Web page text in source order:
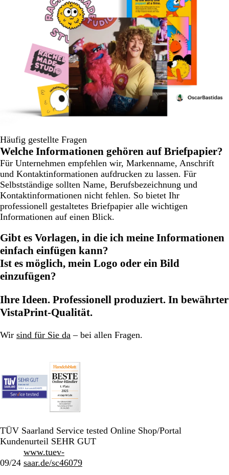
Häufig gestellte Fragen
Welche Informationen gehören auf Briefpapier?
Für Unternehmen empfehlen wir, Markenname, Anschrift
und Kontaktinformationen aufdrucken zu lassen. Für
Selbstständige sollten Name, Berufsbezeichnung und
Kontaktinformationen nicht fehlen. So bietet Ihr
professionell gestaltetes Briefpapier alle wichtigen
Informationen auf einen Blick.
Gibt es Vorlagen, in die ich meine Informationen
einfach einfügen kann?
Ist es möglich, mein Logo oder ein Bild
einzufügen?
Ihre Ideen. Professionell produziert. In bewährter
VistaPrint-Qualität.
Wir sind für Sie da – bei allen Fragen.
TÜV Saarland Service tested Online Shop/Portal
Kundenurteil SEHR GUT
09/24
www.tuev-
saar.de/sc46079